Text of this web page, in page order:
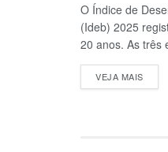
O Índice de
(Ideb) 2025
20 anos. As três
VEJA MAIS